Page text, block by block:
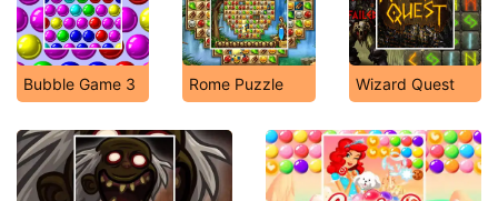
Bubble Game 3 Rome Puzzle Wizard Quest